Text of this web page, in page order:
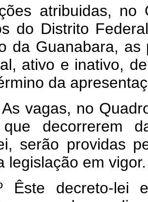
atribuidas,
do Distrito
da Guanabara,
ativo e inativo,
da
As vagas, no
que decorrerem
serão providas
legislação em vigor.
Êste decreto-lei